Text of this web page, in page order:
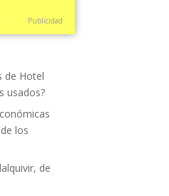
Publicidad
de Hotel
usados?
los
de